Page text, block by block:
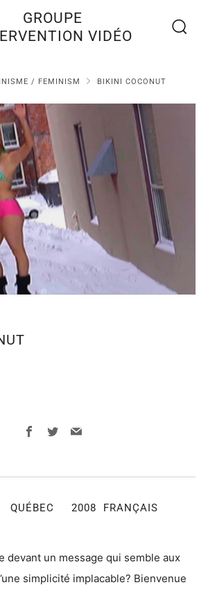
GROUPE
VIDÉO
/ FEMINISM BIKINI COCONUT
Facebook
TwitterEmail
QUÉBEC 2008 FRANÇAIS
devant un message qui semble aux
simplicité implacable? Bienvenue